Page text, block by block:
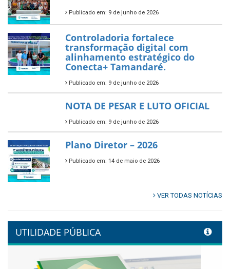
município.
Publicado em: 10 de junho de 2026
Prefeitura de Tamandaré abre
inscrições para o Festival
Multicultural PNAB 2026
Publicado em: 9 de junho de 2026
🌳🌱 Projeto Arborização Urbana!
Publicado em: 9 de junho de 2026
🌿🚤 Semana Mundial do Meio
Ambiente em Tamandaré
alinhamento estratégico do
Conecta+ Tamandaré.